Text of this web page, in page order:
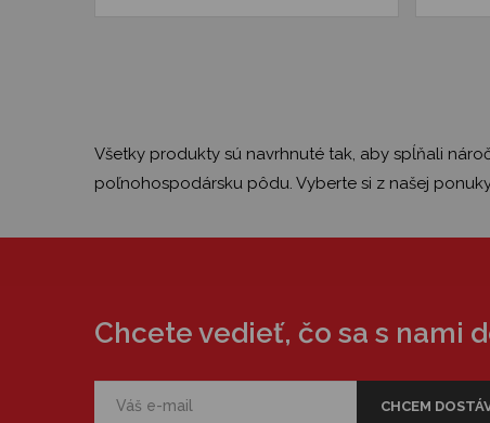
Všetky produkty sú navrhnuté tak, aby spĺňali
poľnohospodársku pôdu. Vyberte si z našej
Chcete vedieť, čo sa s nami